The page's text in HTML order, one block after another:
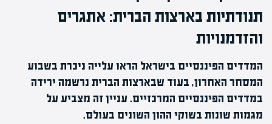
תנודתיות בארצות הברית: אתגרים
והזדמנויות
המדדים הפיננסיים בישראל הראו עלייה ניכרת בשבוע
המסחר האחרון, בעוד שבארצות הברית נרשמה ירידה
במדדים הפיננסיים המרכזיים. עניין זה מצביע על
מגמות שונות בשוקי ההון השונים בעולם.